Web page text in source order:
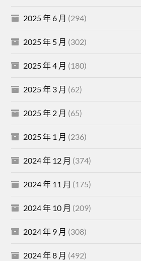
2025 年 6 月 (294)
2025 年 5 月 (302)
2025 年 4 月 (180)
2025 年 3 月 (62)
2025 年 2 月 (65)
2025 年 1 月 (236)
2024 年 12 月 (374)
2024 年 11 月 (175)
2024 年 10 月 (209)
2024 年 9 月 (308)
2024 年 8 月 (492)